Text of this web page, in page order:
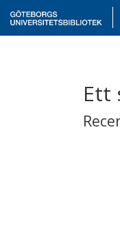
Ett